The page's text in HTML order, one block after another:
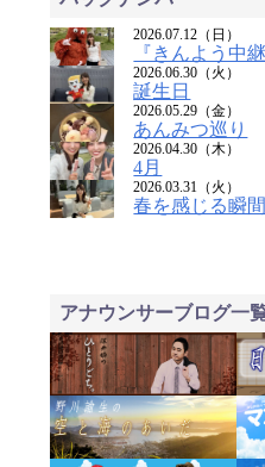
2026.07.12（日）
『きんよう中
2026.06.30（火）
誕生日
2026.05.29（金）
あんみつ巡り
2026.04.30（木）
4月
2026.03.31（火）
春を感じる瞬間
アナウンサーブログ一